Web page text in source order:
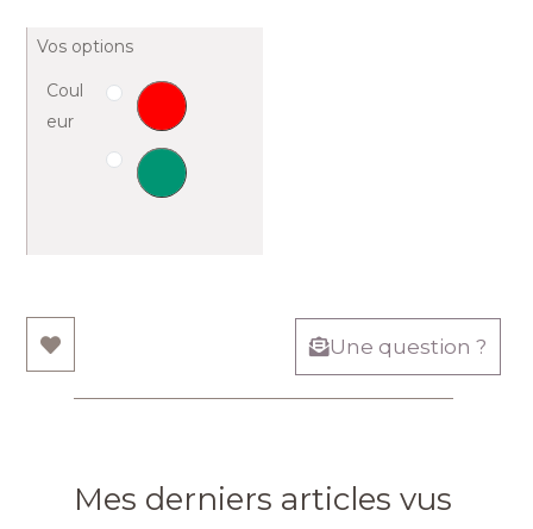
Vos options
Coul
eur
Une question ?
Mes derniers articles vus